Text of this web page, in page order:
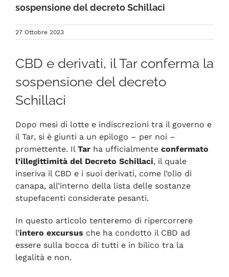
sospensione del decreto Schillaci
27 Ottobre 2023
CBD e derivati, il Tar conferma la
sospensione del decreto
Schillaci
Dopo mesi di lotte e indiscrezioni tra il governo e
il Tar, si è giunti a un epilogo – per noi –
promettente. Il Tar ha ufficialmente confermato
l’illegittimità del Decreto Schillaci, il quale
inseriva il CBD e i suoi derivati, come l’olio di
canapa, all’interno della lista delle sostanze
stupefacenti considerate pesanti.
In questo articolo tenteremo di ripercorrere
l’intero excursus che ha condotto il CBD ad
essere sulla bocca di tutti e in bilico tra la
legalità e non.